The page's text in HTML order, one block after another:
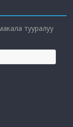
тууралуу